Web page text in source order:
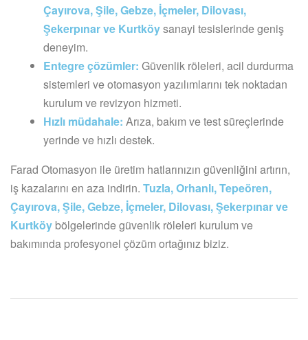
Çayırova, Şile, Gebze, İçmeler, Dilovası,
Şekerpınar ve Kurtköysanayi tesislerinde geniş
deneyim.
Entegre çözümler: Güvenlik röleleri, acil durdurma
sistemleri ve otomasyon yazılımlarını tek noktadan
kurulum ve revizyon hizmeti.
Hızlı müdahale: Arıza, bakım ve test süreçlerinde
yerinde ve hızlı destek.
Farad Otomasyon ile üretim hatlarınızın güvenliğini artırın,
iş kazalarını en aza indirin. Tuzla, Orhanlı, Tepeören,
Çayırova, Şile, Gebze, İçmeler, Dilovası, Şekerpınar ve
Kurtköy bölgelerinde güvenlik röleleri kurulum ve
bakımında profesyonel çözüm ortağınız biziz.